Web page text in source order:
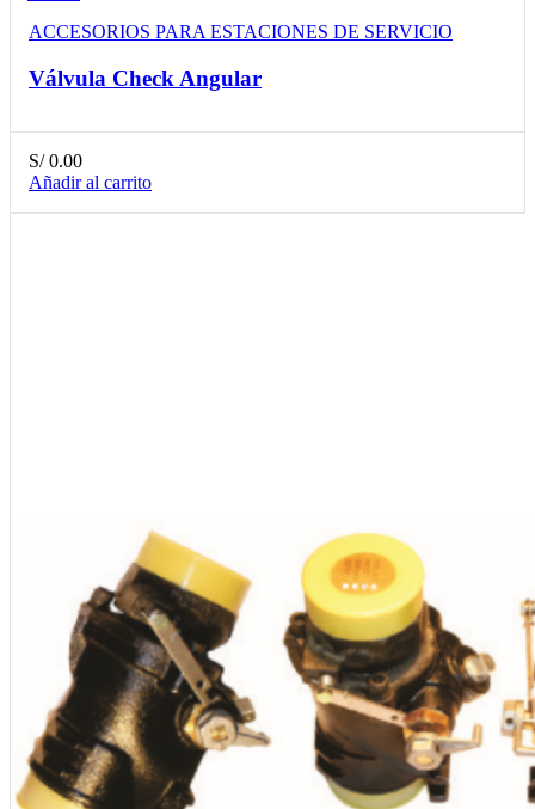
ACCESORIOS PARA ESTACIONES DE SERVICIO
Válvula Check Angular
S/0.00
Añadir al carrito